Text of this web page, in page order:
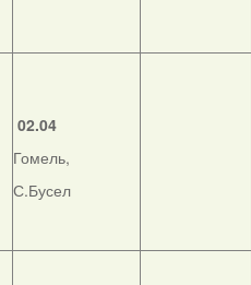
02.04
Гомель,
С.Бусел